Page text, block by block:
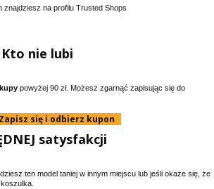
znajdziesz na profilu Trusted Shops
nie lubi
powyżej 90 zł. Możesz zgarnąć zapisując się do
Zapisz się i odbierz kupon
satysfakcji
ten model taniej w innym miejscu lub jeśli okaże się, że